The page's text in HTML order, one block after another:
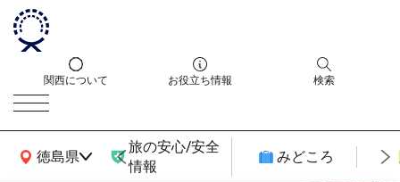
関西について お役立ち情報 検索
徳島県
関西広域MAP
旅の安心/安全
情報
みどころ